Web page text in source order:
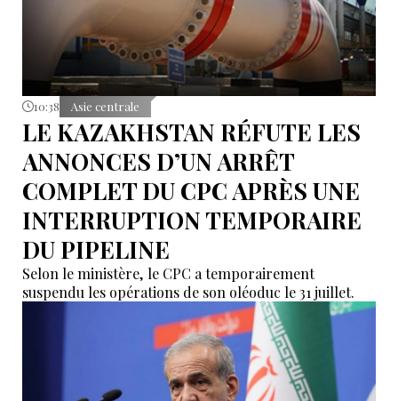
10:38 Asie centrale
LE KAZAKHSTAN RÉFUTE LES
ANNONCES D’UN ARRÊT
COMPLET DU CPC APRÈS UNE
INTERRUPTION TEMPORAIRE
DU PIPELINE
Selon le ministère, le CPC a temporairement
suspendu les opérations de son oléoduc le 31 juillet.